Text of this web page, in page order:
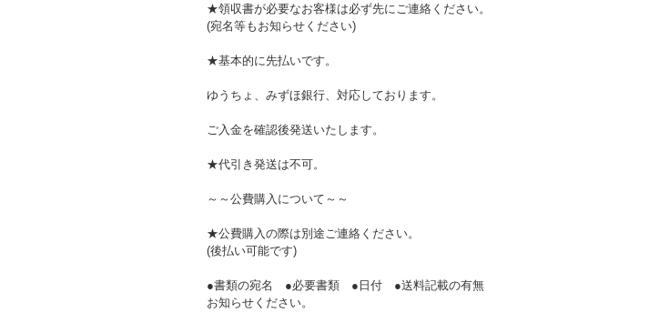
★領収書が必要なお客様は必ず先にご連絡ください。
(宛名等もお知らせください)
★基本的に先払いです。
ゆうちょ、みずほ銀行、対応しております。
ご入金を確認後発送いたします。
★代引き発送は不可。
～～公費購入について～～
★公費購入の際は別途ご連絡ください。
(後払い可能です)
●書類の宛名 ●必要書類 ●日付 ●送料記載の有無
お知らせください。